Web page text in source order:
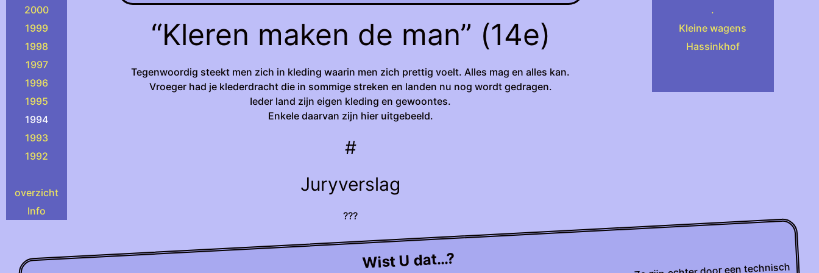
2000
1999
1998
1997
1996
1995
1994
1993
1992
overzicht
Info
“Kleren maken de man” (14e)
Tegenwoordig steekt men zich in kleding waarin men zich prettig voelt. Alles mag en alles kan.
Vroeger had je klederdracht die in sommige streken en landen nu nog wordt gedragen.
Ieder land zijn eigen kleding en gewoontes.
Enkele daarvan zijn hier uitgebeeld.
#
Juryverslag
???
.
Kleine wagens
Hassinkhof
Wist U dat…?